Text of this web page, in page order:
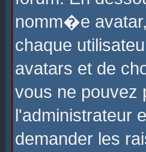
nomm�e
chaque
avatars et de
vous ne pouvez
l'administrateur
demander les